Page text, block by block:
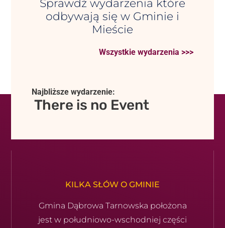
Sprawdź wydarzenia które
odbywają się w Gminie i
Mieście
Wszystkie wydarzenia >>>
Najbliższe wydarzenie:
There is no Event
KILKA SŁÓW O GMINIE
Gmina Dąbrowa Tarnowska położona
jest w południowo-wschod­niej części